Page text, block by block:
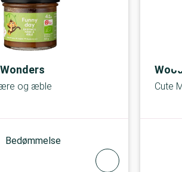
og æble
Bedømmelse
Cute